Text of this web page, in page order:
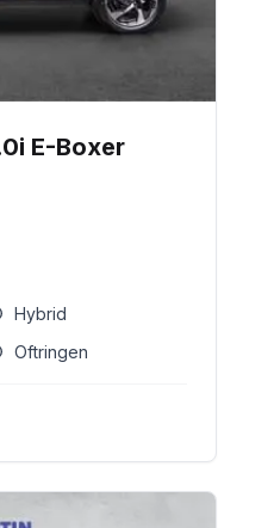
E-Boxer
Hybrid
Oftringen